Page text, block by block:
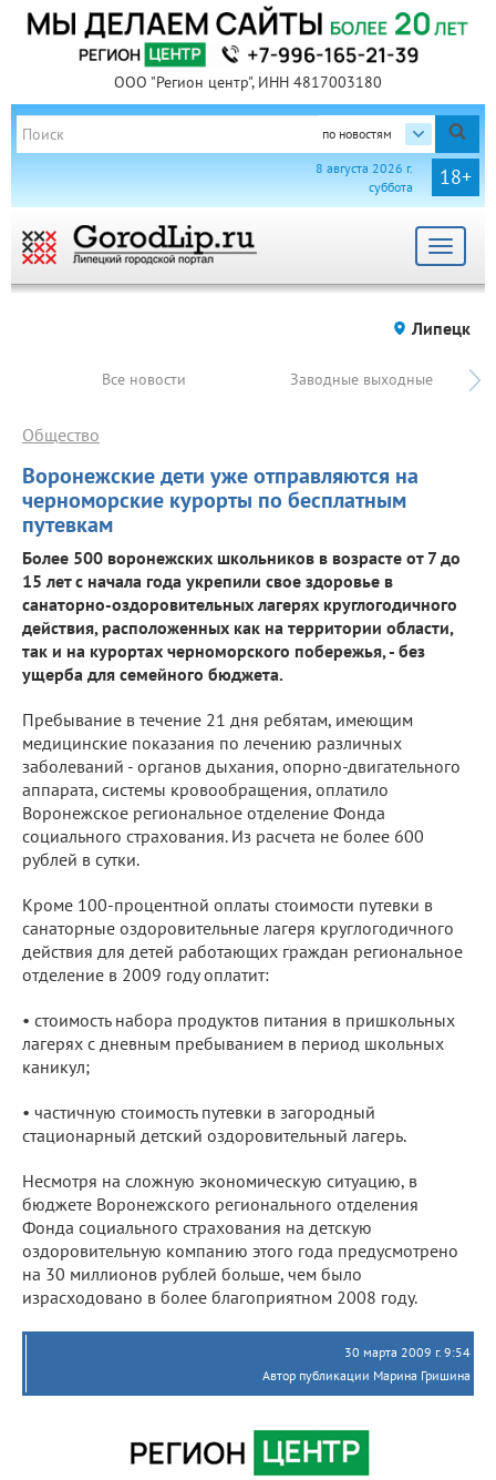
ООО "Регион центр", ИНН 4817003180
по новостям
18+
8 августа 2026 г.
суббота
Toggle
Липецк
Все новости Заводные выходные
Воронежские дети уже отправляются на
черноморские курорты по бесплатным
путевкам
Общество
Более 500 воронежских школьников в возрасте от 7 до
15 лет с начала года укрепили свое здоровье в
санаторно-оздоровительных лагерях круглогодичного
действия, расположенных как на территории области,
так и на курортах черноморского побережья, - без
ущерба для семейного бюджета.
Пребывание в течение 21 дня ребятам, имеющим
медицинские показания по лечению различных
заболеваний - органов дыхания, опорно-двигательного
аппарата, системы кровообращения, оплатило
Воронежское региональное отделение Фонда
социального страхования. Из расчета не более 600
рублей в сутки.
Кроме 100-процентной оплаты стоимости путевки в
санаторные оздоровительные лагеря круглогодичного
действия для детей работающих граждан региональное
отделение в 2009 году оплатит:
• стоимость набора продуктов питания в пришкольных
лагерях с дневным пребыванием в период школьных
каникул;
• частичную стоимость путевки в загородный
стационарный детский оздоровительный лагерь.
Несмотря на сложную экономическую ситуацию, в
бюджете Воронежского регионального отделения
Фонда социального страхования на детскую
оздоровительную компанию этого года предусмотрено
на 30 миллионов рублей больше, чем было
израсходовано в более благоприятном 2008 году.
30 марта 2009 г. 9:54
Автор публикации Марина Гришина